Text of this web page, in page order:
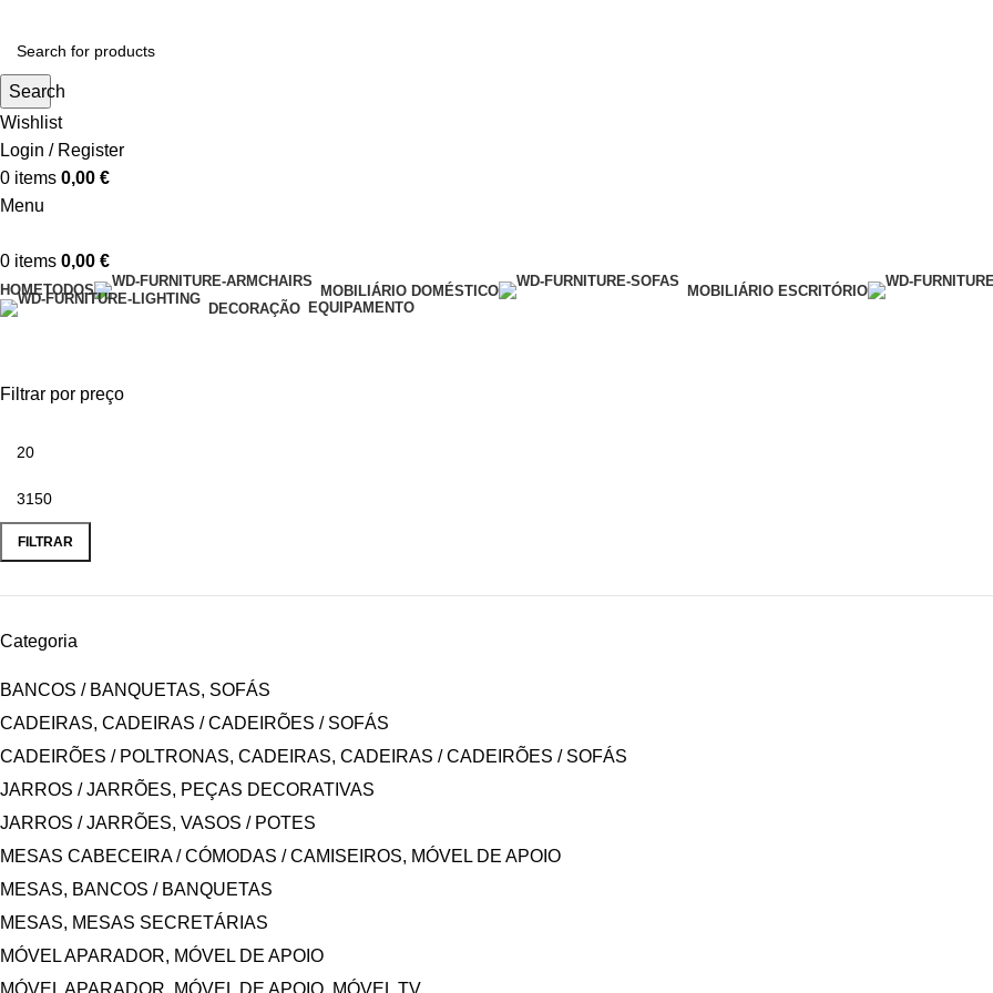
Search
Wishlist
Login / Register
0 items 0,00 €
Menu
0 items 0,00 €
HOMETODOS MOBILIÁRIO DOMÉSTICO MOBILIÁRIO ESCRITÓRIO
DECORAÇÃO EQUIPAMENTO
Filtrar por preço
FILTRAR
Categoria
BANCOS / BANQUETAS, SOFÁS
CADEIRAS, CADEIRAS / CADEIRÕES / SOFÁS
CADEIRÕES / POLTRONAS, CADEIRAS, CADEIRAS / CADEIRÕES / SOFÁS
JARROS / JARRÕES, PEÇAS DECORATIVAS
JARROS / JARRÕES, VASOS / POTES
MESAS CABECEIRA / CÓMODAS / CAMISEIROS, MÓVEL DE APOIO
MESAS, BANCOS / BANQUETAS
MESAS, MESAS SECRETÁRIAS
MÓVEL APARADOR, MÓVEL DE APOIO
MÓVEL APARADOR, MÓVEL DE APOIO, MÓVEL TV